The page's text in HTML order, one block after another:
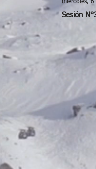
miércoles,
Sesión